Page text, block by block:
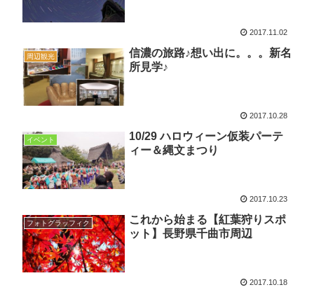
2017.11.02
周辺観光
信濃の旅路♪想い出に。。。新名
所見学♪
2017.10.28
イベント
10/29 ハロウィーン仮装パーテ
ィー＆縄文まつり
2017.10.23
フォトグラッフィク
これから始まる【紅葉狩りスポ
ット】長野県千曲市周辺
2017.10.18